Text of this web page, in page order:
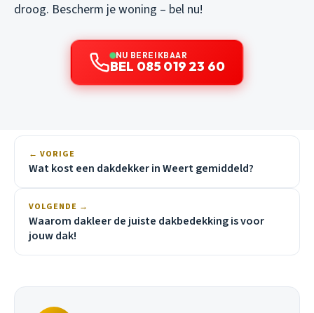
droog. Bescherm je woning – bel nu!
NU BEREIKBAAR
BEL 085 019 23 60
← VORIGE
Wat kost een dakdekker in Weert gemiddeld?
VOLGENDE →
Waarom dakleer de juiste dakbedekking is voor
jouw dak!